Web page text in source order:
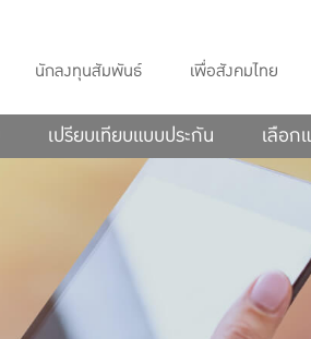
นักลงทุนสัมพันธ์ เพื่อสังคมไทย
เปรียบเทียบแบบประกัน เลือก